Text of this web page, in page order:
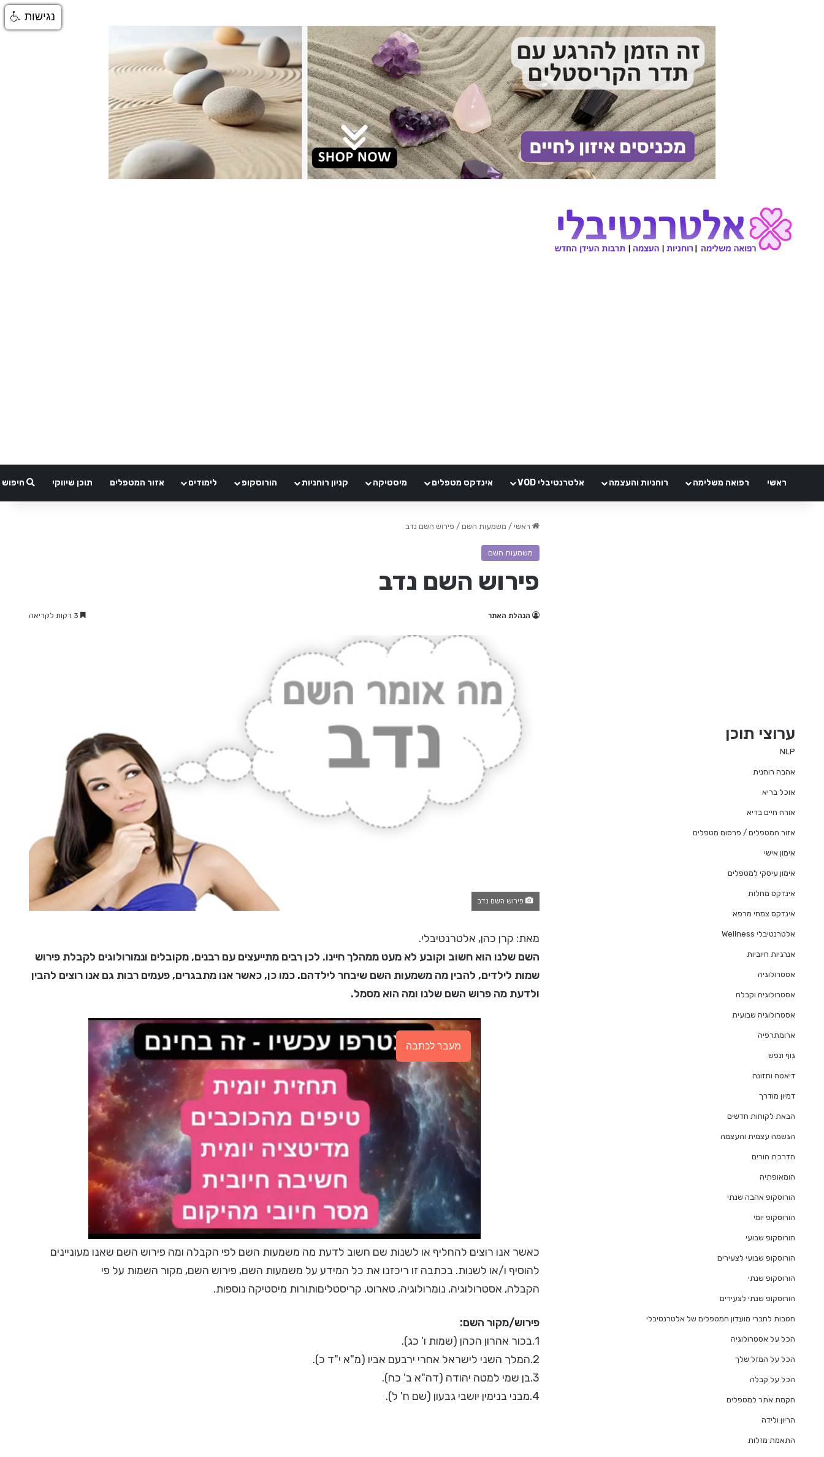
ראשי רפואה משלימה רוחניות והעצמה אלטרנטיבלי VOD אינדקס מטפלים מיסטיקה קניון רוחניות הורוסקופ לימודים אזור המטפלים תוכן שיווקי חיפוש
ראשי / משמעות השם / פירוש השם נדב
משמעות השם
פירוש השם נדב
הנהלת האתר
פירוש השם נדב
מאת: קרן כהן, אלטרנטיבלי.
השם שלנו הוא חשוב וקובע לא מעט ממהלך חיינו. לכן רבים מתייעצים עם רבנים, מקובלים ונמורולוגים לקבלת פירוש
שמות לילדים, להבין מה משמעות השם שיבחר לילדהם. כמו כן, כאשר אנו מתבגרים, פעמים רבות גם אנו רוצים להבין
ולדעת מה פרוש השם שלנו ומה הוא מסמל.
מעבר לכתבה
כאשר אנו רוצים להחליף או לשנות שם חשוב לדעת מה משמעות השם לפי הקבלה ומה פירוש השם שאנו מעוניינים
להוסיף ו/או לשנות. בכתבה זו ריכזנו את כל המידע על משמעות השם, פירוש השם, מקור השמות על פי
הקבלה, אסטרולוגיה, נומרולוגיה, טארוט, קריסטליםותורות מיסטיקה נוספות.
פירוש/מקור השם:
1.בכור אהרון הכהן (שמות ו' כג).
2.המלך השני לישראל אחרי ירבעם אביו (מ"א י"ד כ).
3.בן שמי למטה יהודה (דה"א ב' כח).
4.מבני בנימין יושבי גבעון (שם ח' ל).
ערוצי תוכן
NLP
אהבה רוחנית
אוכל בריא
אורח חיים בריא
אזור המטפלים / פרסום מטפלים
אימון אישי
אימון עיסקי למטפלים
אינדקס מחלות
אינדקס צמחי מרפא
אלטרנטיבלי Wellness
אנרגיות חיוביות
אסטרולוגיה
אסטרולוגיה וקבלה
אסטרולוגיה שבועית
ארומתרפיה
גוף ונפש
דיאטה ותזונה
דמיון מודרך
הבאת לקוחות חדשים
הגשמה עצמית והעצמה
הדרכת הורים
הומאופתיה
הורוסקופ אהבה שנתי
הורוסקופ יומי
הורוסקופ שבועי
הורוסקופ שבועי לצעירים
הורוסקופ שנתי
הורוסקופ שנתי לצעירים
הטבות לחברי מועדון המטפלים של אלטרנטיבלי
הכל על אסטרולוגיה
הכל על המזל שלך
הכל על קבלה
הקמת אתר למטפלים
הריון ולידה
התאמת מזלות
נגישות